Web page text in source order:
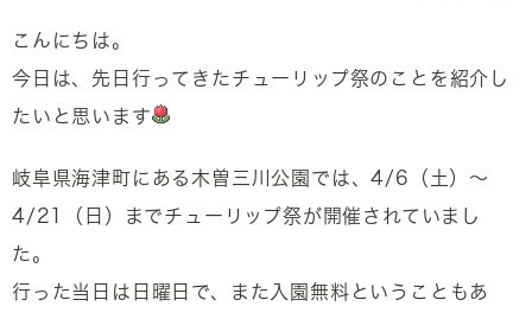
こんにちは。
今日は、先日行ってきたチューリップ祭のことを紹介し
たいと思います
岐阜県海津町にある木曽三川公園では、4/6（土）～
4/21（日）までチューリップ祭が開催されていまし
た。
行った当日は日曜日で、また入園無料ということもあ